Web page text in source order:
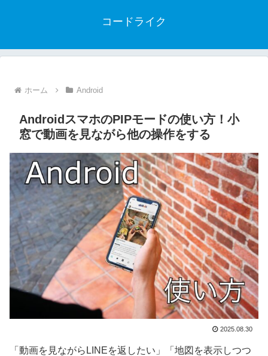
コードライク
ホーム Android
AndroidスマホのPIPモードの使い方！小
窓で動画を見ながら他の操作をする
2025.08.30
「動画を見ながらLINEを返したい」「地図を表示しつつ